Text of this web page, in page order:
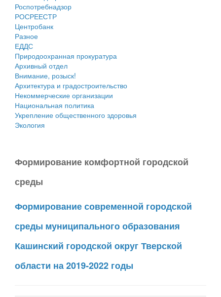
Собрание депутатов
Городское поселение
Сельские поселения
Роспотребнадзор
РОСРЕЕСТР
Центробанк
Разное
ЕДДС
Природоохранная прокуратура
Архивный отдел
Внимание, розыск!
Архитектура и градостроительство
Некоммерческие организации
Национальная политика
Укрепление общественного здоровья
Экология
Формирование комфортной городской
среды
Формирование современной городской
среды муниципального образования
Кашинский городской округ Тверской
области на 2019-2022 годы